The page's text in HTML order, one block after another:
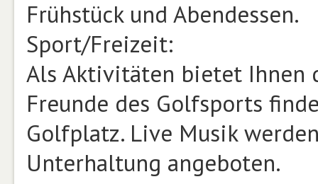
Frühstück und Abendessen.
Sport/Freizeit:
Als Aktivitäten bietet Ihnen
Freunde des Golfsports
Golfplatz. Live Musik
Unterhaltung angeboten.